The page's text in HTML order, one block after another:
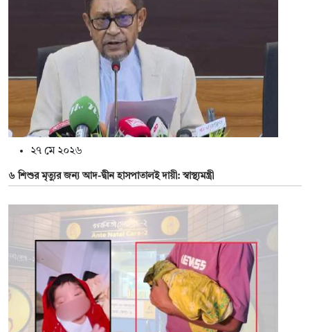
২৭ মে ২০২৬
৬ শিশুর মৃত্যুর জন্য আদ-দ্বীন হাসপাতালই দায়ী: স্বাস্থ্যমন্ত্রী